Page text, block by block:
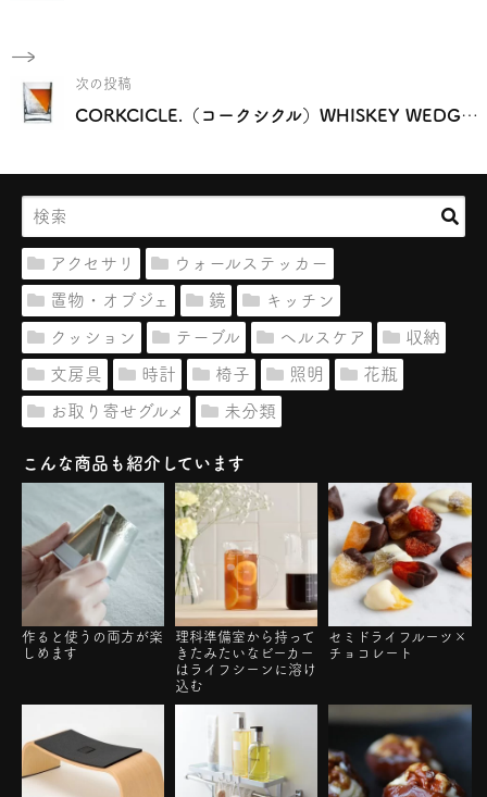
次の投稿
CORKCICLE.（コークシクル）WHISKEY WEDGE ウィスキーウェッジ
アクセサリ ウォールステッカー
置物・オブジェ 鏡 キッチン
クッション テーブル ヘルスケア 収納
文房具 時計 椅子 照明 花瓶
お取り寄せグルメ 未分類
こんな商品も紹介しています
作ると使うの両方が楽
しめます
理科準備室から持って
きたみたいなビーカー
はライフシーンに溶け
込む
セミドライフルーツ×
チョコレート